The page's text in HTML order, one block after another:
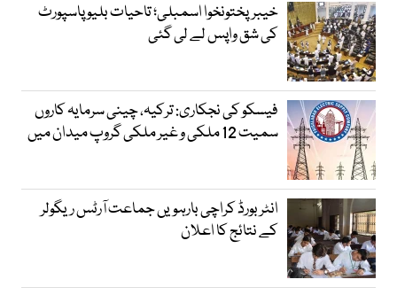
خیبرپختونخوا اسمبلی؛ تاحیات بلیو پاسپورٹ
کی شق واپس لے لی گئی
فیسکو کی نجکاری: ترکیہ، چینی سرمایہ کاروں
سمیت 12 ملکی و غیر ملکی گروپ میدان میں
انٹر بورڈ کراچی بارہویں جماعت آرٹس ریگولر
کے نتائج کا اعلان